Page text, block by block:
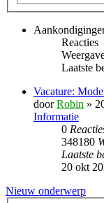
Reacties
Laatste
Vacature:
doorRobin »
Informatie
0
348180
Laatste
20 okt
Nieuw onderwerp